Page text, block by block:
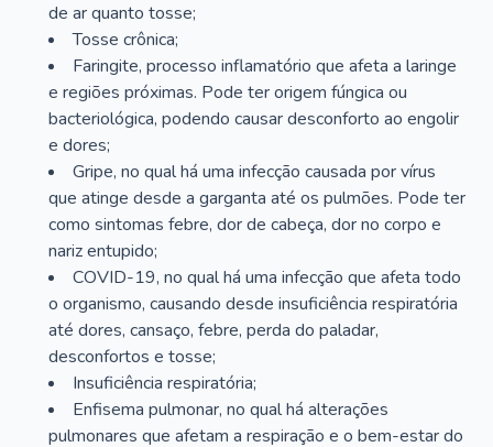
de ar quanto tosse;
Tosse crônica;
Faringite, processo inflamatório que afeta a laringe
e regiões próximas. Pode ter origem fúngica ou
bacteriológica, podendo causar desconforto ao engolir
e dores;
Gripe, no qual há uma infecção causada por vírus
que atinge desde a garganta até os pulmões. Pode ter
como sintomas febre, dor de cabeça, dor no corpo e
nariz entupido;
COVID-19, no qual há uma infecção que afeta todo
o organismo, causando desde insuficiência respiratória
até dores, cansaço, febre, perda do paladar,
desconfortos e tosse;
Insuficiência respiratória;
Enfisema pulmonar, no qual há alterações
pulmonares que afetam a respiração e o bem-estar do